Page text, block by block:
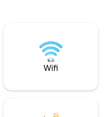
Wifi